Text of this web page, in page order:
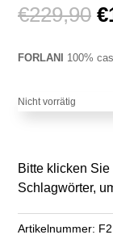
€229,90 €
FORLANI 100%
Nicht vorrätig
Bitte klicken
Schlagwörter,
Artikelnummer: